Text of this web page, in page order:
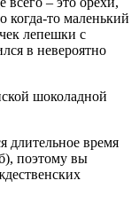
когда-то маленький
лепешки с
в невероятно
длительное время
поэтому вы